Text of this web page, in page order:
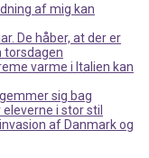
af mig kan
De håber, at der er
torsdagen
varme i Italien kan
sig bag
i stor stil
af Danmark og